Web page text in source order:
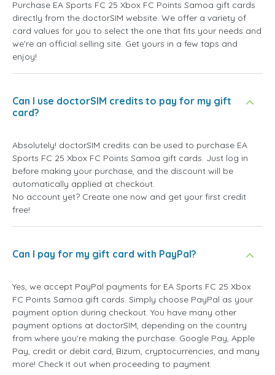
Purchase EA Sports FC 25 Xbox FC Points Samoa gift cards
directly from the doctorSIM website. We offer a variety of
card values for you to select the one that fits your needs and
we're an official selling site. Get yours in a few taps and
enjoy!
Can I use doctorSIM credits to pay for my gift
card?
Absolutely! doctorSIM credits can be used to purchase EA
Sports FC 25 Xbox FC Points Samoa gift cards. Just log in
before making your purchase, and the discount will be
automatically applied at checkout.
No account yet? Create one now and get your first credit
free!
Can I pay for my gift card with PayPal?
Yes, we accept PayPal payments for EA Sports FC 25 Xbox
FC Points Samoa gift cards. Simply choose PayPal as your
payment option during checkout. You have many other
payment options at doctorSIM, depending on the country
from where you're making the purchase: Google Pay, Apple
Pay, credit or debit card, Bizum, cryptocurrencies, and many
more! Check it out when proceeding to payment.